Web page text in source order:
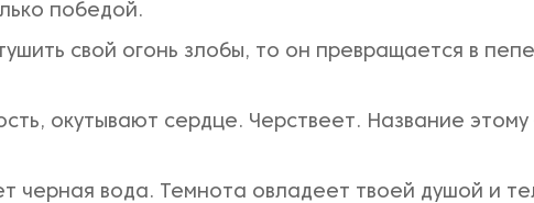
победой.
свой огонь злобы, то он превращается в
окутывают сердце. Черствеет. Название
черная вода. Темнота овладеет твоей душой и